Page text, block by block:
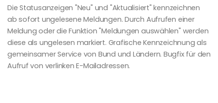
Die Statusanzeigen "Neu" und "Aktualisiert" kennzeichnen
ab sofort ungelesene Meldungen. Durch Aufrufen einer
Meldung oder die Funktion "Meldungen auswählen" werden
diese als ungelesen markiert. Grafische Kennzeichnung als
gemeinsamer Service von Bund und Ländern. Bugfix für den
Aufruf von verlinken E-Mailadressen.